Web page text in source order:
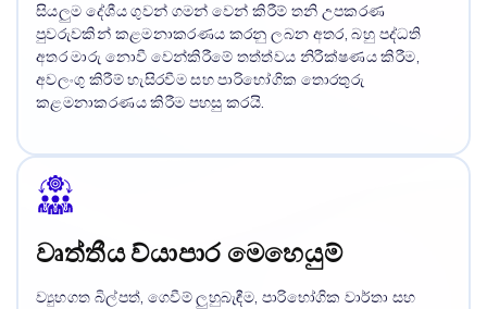
සියලුම දේශීය ගුවන් ගමන් වෙන් කිරීම් තනි උපකරණ
පුවරුවකින් කළමනාකරණය කරනු ලබන අතර, බහු පද්ධති
අතර මාරු නොවී වෙන්කිරීමේ තත්ත්වය නිරීක්ෂණය කිරීම,
අවලංගු කිරීම් හැසිරවීම සහ පාරිභෝගික තොරතුරු
කළමනාකරණය කිරීම පහසු කරයි.
වෘත්තීය ව්යාපාර මෙහෙයුම්
ව්‍යුහගත බිල්පත්, ගෙවීම් ලුහුබැඳීම, පාරිභෝගික වාර්තා සහ